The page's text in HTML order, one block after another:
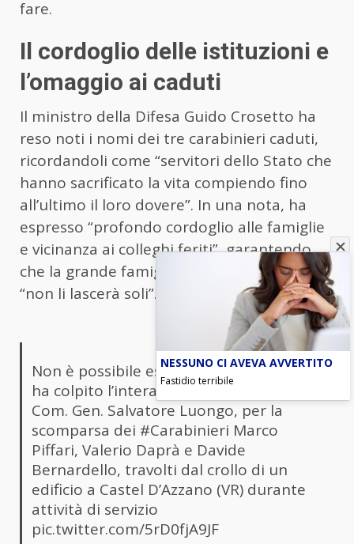
fare.
Il cordoglio delle istituzioni e
l’omaggio ai caduti
Il ministro della Difesa Guido Crosetto ha
reso noti i nomi dei tre carabinieri caduti,
ricordandoli come “servitori dello Stato che
hanno sacrificato la vita compiendo fino
all’ultimo il loro dovere”. In una nota, ha
espresso “profondo cordoglio alle famiglie
e vicinanza ai colleghi feriti”, garantendo
che la grande famiglia delle forze armate
“non li lascerà soli”.
Non è possibile esprimere il dolore che
ha colpito l’intera Arma, a partire dal
Com. Gen. Salvatore Luongo, per la
scomparsa dei #Carabinieri Marco
Piffari, Valerio Daprà e Davide
Bernardello, travolti dal crollo di un
edificio a Castel D’Azzano (VR) durante
attività di servizio
pic.twitter.com/5rD0fjA9JF
NESSUNO CI AVEVA AVVERTITO
Fastidio terribile